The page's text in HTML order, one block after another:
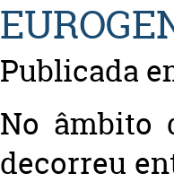
Publicada
No âmbito
decorreu